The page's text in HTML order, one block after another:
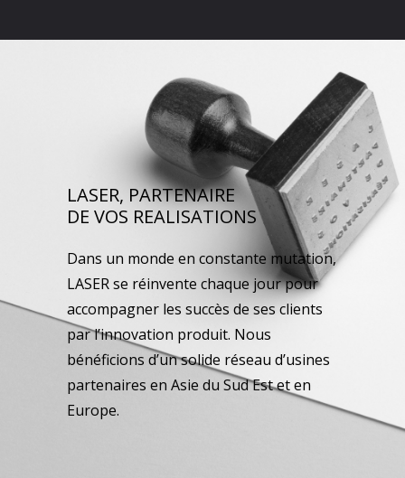
LASER, PARTENAIRE
DE VOS REALISATIONS
Dans un monde en constante mutation,
LASER se réinvente chaque jour pour
accompagner les succès de ses clients
par l’innovation produit. Nous
bénéficions d’un solide réseau d’usines
partenaires en Asie du Sud Est et en
Europe.